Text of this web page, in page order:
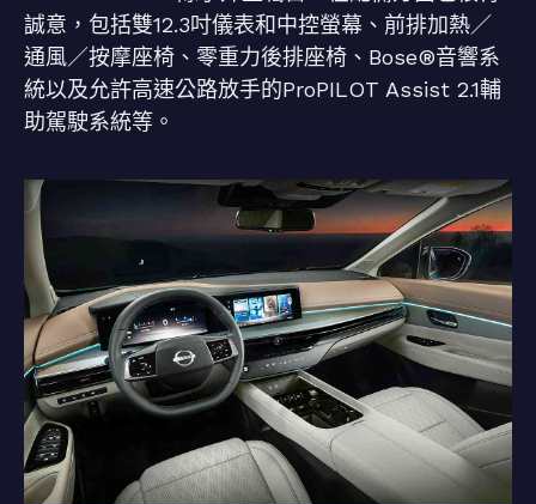
誠意，包括雙12.3吋儀表和中控螢幕、前排加熱／
通風／按摩座椅、零重力後排座椅、Bose®音響系
統以及允許高速公路放手的ProPILOT Assist 2.1輔
助駕駛系統等。